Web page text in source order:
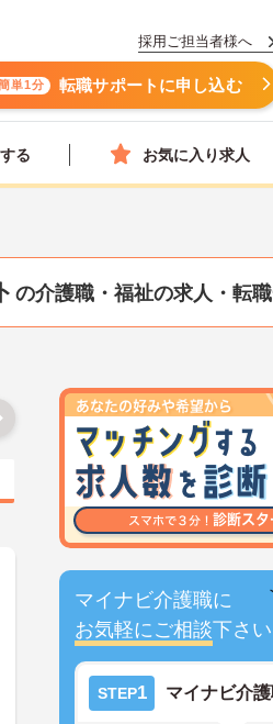
採用ご担当者様へ
単1分 転職サポートに申し込む
る お気に入り求人
の介護職・福祉の求人・転
マイナビ介護職に
お気軽にご相談下さい
STEP1 マイナビ介